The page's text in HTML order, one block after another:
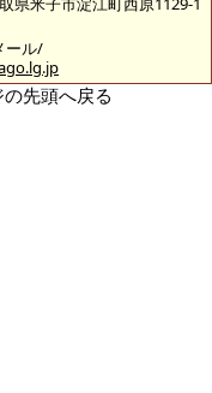
ール/
先頭へ戻る